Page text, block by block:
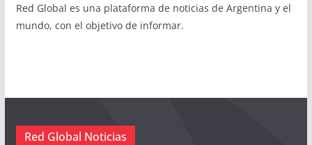
Red Global es una plataforma de noticias de Argentina y el
mundo, con el objetivo de informar.
Red Global Noticias